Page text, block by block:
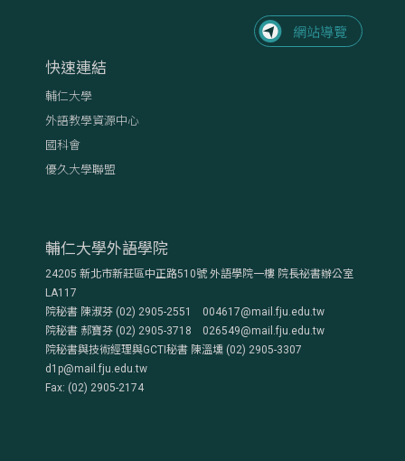
快速連結
輔仁大學
外語教學資源中心
國科會
優久大學聯盟
輔仁大學外語學院
24205 新北市新莊區中正路510號 外語學院一樓 院長祕書辦公室
LA117
院秘書 陳淑芬 (02) 2905-2551 004617@mail.fju.edu.tw
院秘書 郝寶芬 (02) 2905-3718 026549@mail.fju.edu.tw
院秘書與技術經理與GCTI秘書 陳溫壎 (02) 2905-3307
d1p@mail.fju.edu.tw
Fax: (02) 2905-2174